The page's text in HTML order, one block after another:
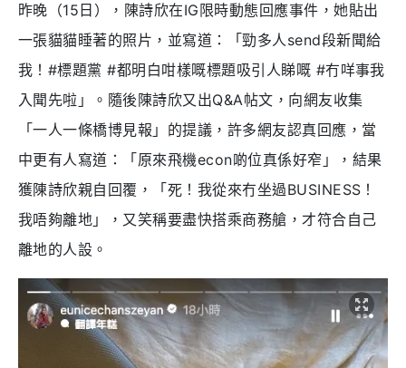
昨晚（15日），陳詩欣在IG限時動態回應事件，她貼出
一張貓貓睡著的照片，並寫道：「勁多人send段新聞給
我！#標題黨 #都明白咁樣嘅標題吸引人睇嘅 #冇咩事我
入聞先啦」。隨後陳詩欣又出Q&A帖文，向網友收集
「一人一條橋博見報」的提議，許多網友認真回應，當
中更有人寫道：「原來飛機econ啲位真係好窄」，結果
獲陳詩欣親自回覆，「死！我從來冇坐過BUSINESS！
我唔夠離地」，又笑稱要盡快搭乘商務艙，才符合自己
離地的人設。